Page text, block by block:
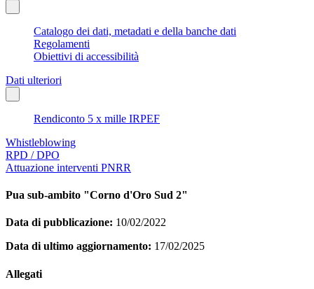
Catalogo dei dati, metadati e della banche dati
Regolamenti
Obiettivi di accessibilità
Dati ulteriori
Rendiconto 5 x mille IRPEF
Whistleblowing
RPD / DPO
Attuazione interventi PNRR
Pua sub-ambito "Corno d'Oro Sud 2"
Data di pubblicazione: 10/02/2022
Data di ultimo aggiornamento: 17/02/2025
Allegati